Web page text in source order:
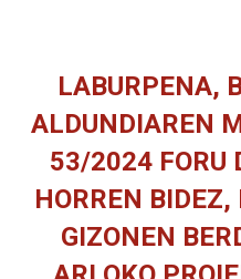
LABURPENA,
ALDUNDIAREN
53/2024 FORU
HORREN
GIZONEN